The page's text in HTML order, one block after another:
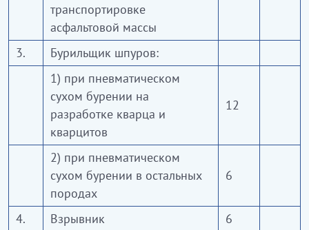
транспортировке
асфальтовой массы
3.
Бурильщик шпуров:
1) при пневматическом
сухом бурении на
разработке кварца и
кварцитов
12
2) при пневматическом
сухом бурении в остальных
породах
6
4. Взрывник 6